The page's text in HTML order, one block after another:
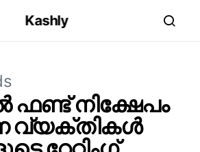
Kashly
നിക്ഷേപം
വ്യക്തികൾ